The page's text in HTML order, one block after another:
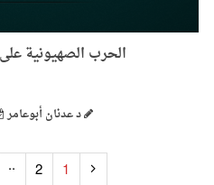
الحرب الصهيونية
د عدنان أبوعامر
1
2
..